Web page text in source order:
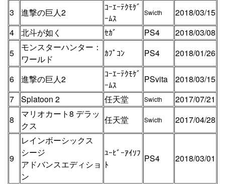
3 進撃の巨人2
ｺｰｴｰﾃｸﾓｹﾞ
ｰﾑｽ
Swicth
2018/03/15
4
北斗が如く ｾｶﾞ PS4
2018/03/08
5
モンスターハンター：
ワールド
ｶﾌﾟｺﾝ PS4 2018/01/26
6 進撃の巨人2
ｺｰｴｰﾃｸﾓｹﾞ
ｰﾑｽ
PSvita
2018/03/15
7
Splatoon 2 任天堂 Swicth
2017/07/21
8
マリオカート8 デラッ
クス
任天堂 Swicth 2017/04/28
9
レインボーシックス
シージ
アドバンスエディショ
ン
ﾕｰﾋﾞｰｱｲｿﾌ
ﾄ
PS4 2018/03/01